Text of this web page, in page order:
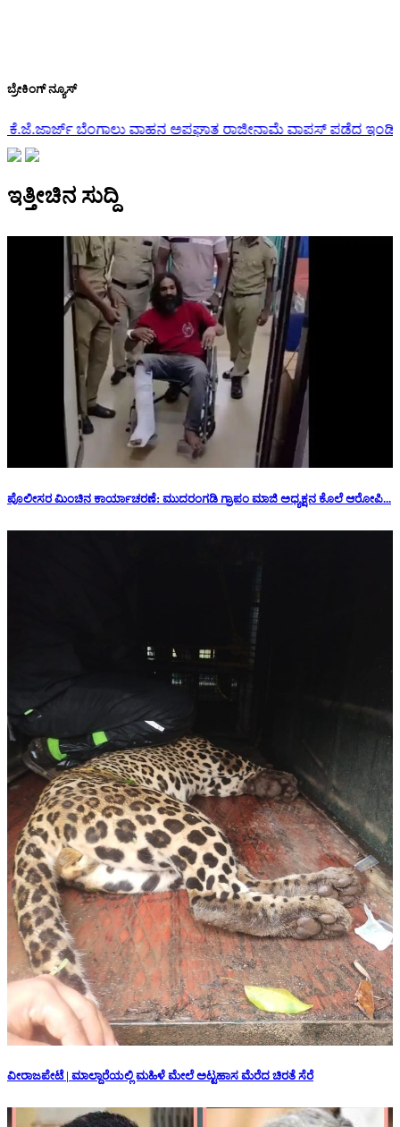
ಬ್ರೇಕಿಂಗ್ ನ್ಯೂಸ್
ರಾಜೀನಾಮೆ ವಾಪಸ್ ಪಡೆದ ಇಂಡಿ ಶಾಸಕ ಯಶವಂತರಾಯಗೌಡ
ಇತ್ತೀಚಿನ ಸುದ್ದಿ
ಪೊಲೀಸರ ಮಿಂಚಿನ ಕಾರ್ಯಾಚರಣೆ: ಮುದರಂಗಡಿ ಗ್ರಾಪಂ ಮಾಜಿ ಅಧ್ಯಕ್ಷನ‌ ಕೊಲೆ ಆರೋಪಿ...
ವೀರಾಜಪೇಟೆ | ಮಾಲ್ದಾರೆಯಲ್ಲಿ ಮಹಿಳೆ ಮೇಲೆ ಅಟ್ಟಹಾಸ ಮೆರೆದ ಚಿರತೆ ಸೆರೆ